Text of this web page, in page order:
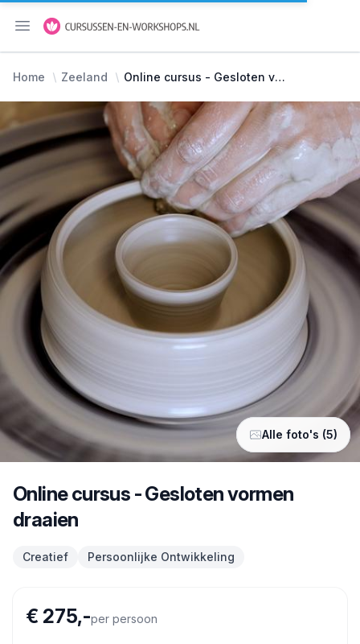
Menu openen
Home Zeeland Online cursus - Gesloten vormen draaien
Alle foto's (5)
Online cursus - Gesloten vormen
draaien
Creatief Persoonlijke Ontwikkeling
€ 275,-per persoon